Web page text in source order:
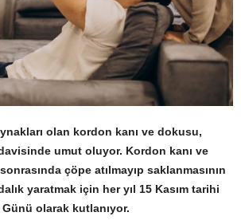
olan kordon kanı ve dokusu,
umut oluyor. Kordon kanı ve
çöpe atılmayıp saklanmasının
yaratmak için her yıl 15 Kasım tarihi
olarak kutlanıyor.